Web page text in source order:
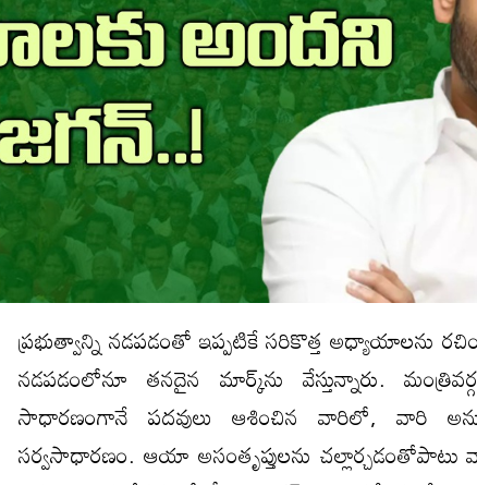
ప్రభుత్వాన్ని నడపడంతో ఇప్పటికే సరికొత్త అధ్యాయాలను
నడపడంలోనూ తనదైన మార్క్‌ను వేస్తున్నారు.
సాధారణంగానే పదవులు ఆశించిన వారిలో, వారి
సర్వసాధారణం. ఆయా అసంతృప్తులను